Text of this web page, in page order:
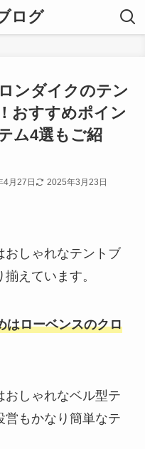
ログ
ンダイクのテン
おすすめポイン
ム4選もご紹
4月27日 2025年3月23日
おしゃれなテントブ
えています。
はローベンスのクロ
おしゃれなベル型テ
営もかなり簡単なテ